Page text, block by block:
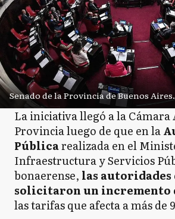
Senado de la Provincia de Buenos Aires.
La iniciativa llegó a la Cámara
Provincia luego de que en la
Públicarealizada en el
Infraestructura y Servicios
bonaerense, las autoridades
solicitaron un incremento
las tarifas que afecta a más de